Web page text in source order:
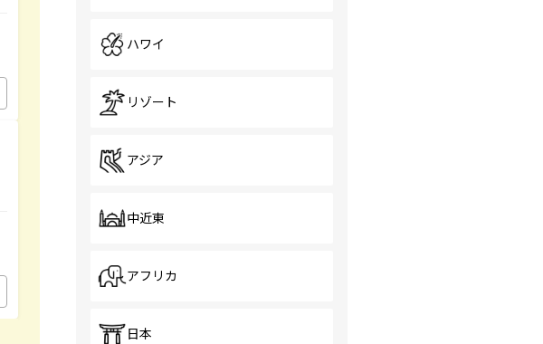
ハワイ
リゾート
アジア
中近東
アフリカ
日本